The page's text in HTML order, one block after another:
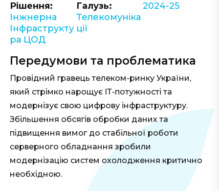
Рішення:
Інжнерна
Інфраструкту
ра ЦОД
Галузь:
Телекомуніка
ції
2024-25
Передумови та проблематика
Провідний гравець телеком-ринку України,
який стрімко нарощує ІТ-потужності та
модернізує свою цифрову інфраструктуру.
Збільшення обсягів обробки даних та
підвищення вимог до стабільної роботи
серверного обладнання зробили
модернізацію систем охолодження критично
необхідною.